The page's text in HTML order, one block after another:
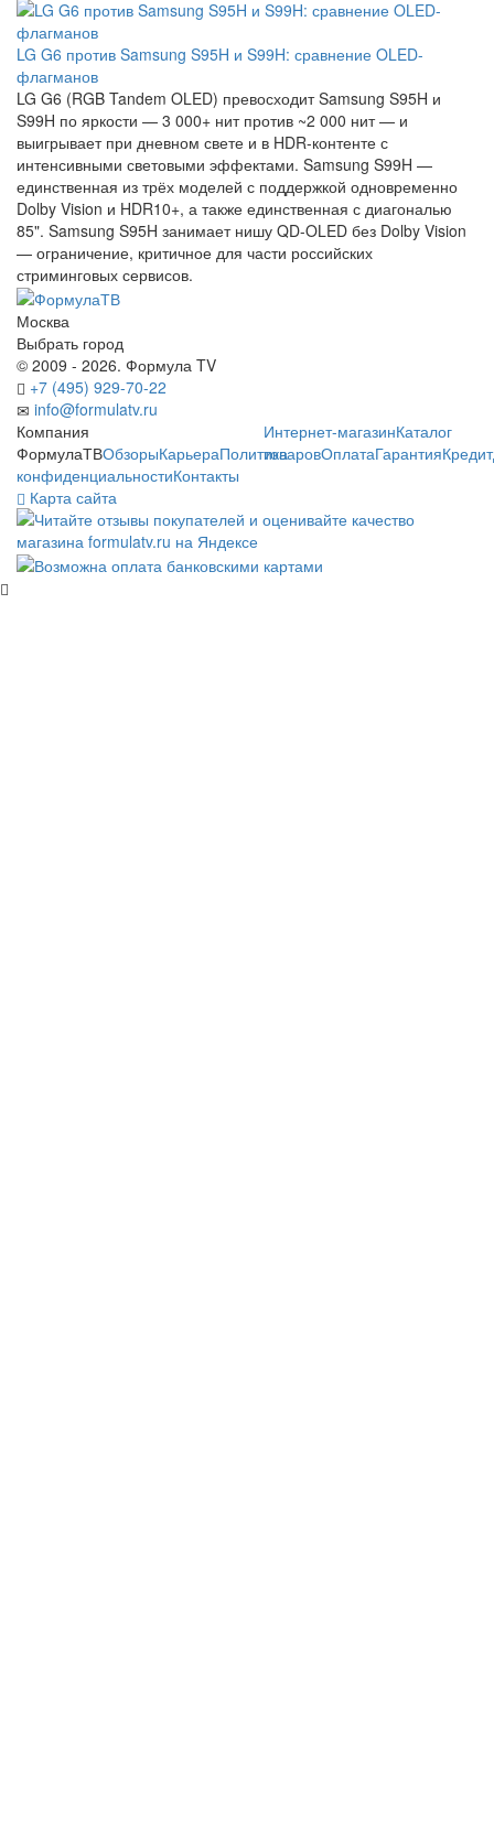
LG G6 против Samsung S95H и S99H: сравнение OLED-
флагманов
LG G6 (RGB Tandem OLED) превосходит Samsung S95H и
S99H по яркости — 3 000+ нит против ~2 000 нит — и
выигрывает при дневном свете и в HDR-контенте с
интенсивными световыми эффектами. Samsung S99H —
единственная из трёх моделей с поддержкой одновременно
Dolby Vision и HDR10+, а также единственная с диагональю
85". Samsung S95H занимает нишу QD-OLED без Dolby Vision
— ограничение, критичное для части российских
стриминговых сервисов.
Москва
Выбрать город
© 2009 - 2026. Формула TV
+7 (495) 929-70-22
info@formulatv.ru
Компания
ФормулаТВОбзорыКарьераПолитика
конфиденциальностиКонтакты
Интернет-магазинКаталог
товаровОплатаГарантияКредит
Карта сайта